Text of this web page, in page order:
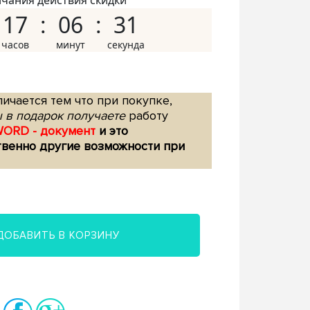
17 06 30
тем что при покупке,
подарок получаетеработу
- документ и это
другие возможности при
В КОРЗИНУ